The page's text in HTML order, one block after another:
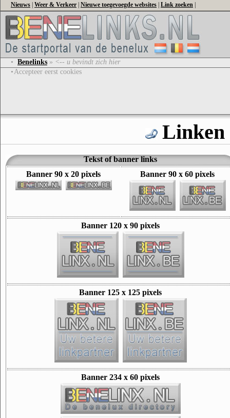
Nieuws Weer & Verkeer Nieuwe toegevoegde websites Link zoeken
• Benelinks » <-- u bevindt zich hier
•Accepteer eerst cookies
Linken
Tekst of banner links
Banner 90 x 20 pixels
Banner 90 x 60 pixels
Banner 120 x 90 pixels
Banner 125 x 125 pixels
Banner 234 x 60 pixels